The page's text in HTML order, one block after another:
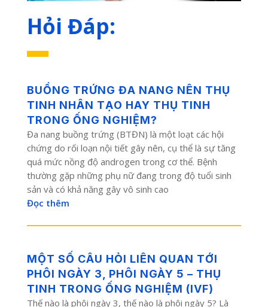
Hỏi Đáp:
BUỒNG TRỨNG ĐA NANG NÊN THỤ
TINH NHÂN TẠO HAY THỤ TINH
TRONG ỐNG NGHIỆM?
Đa nang buồng trứng (BTĐN) là một loạt các hội
chứng do rối loạn nội tiết gây nên, cụ thể là sự tăng
quá mức nồng độ androgen trong cơ thể. Bệnh
thường gặp những phụ nữ đang trong độ tuổi sinh
sản và có khả năng gây vô sinh cao
Đọc thêm
MỘT SỐ CÂU HỎI LIÊN QUAN TỚI
PHÔI NGÀY 3, PHÔI NGÀY 5 – THỤ
TINH TRONG ỐNG NGHIỆM (IVF)
Thế nào là phôi ngày 3, thế nào là phôi ngày 5? Là